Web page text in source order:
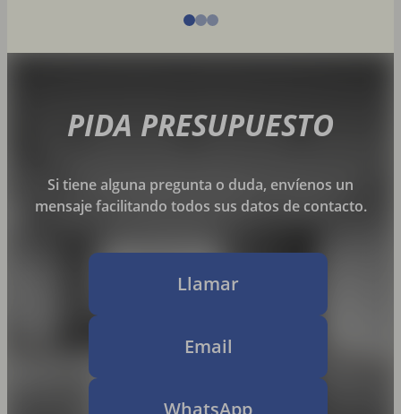
PIDA PRESUPUESTO
Si tiene alguna pregunta o duda, envíenos un
mensaje facilitando todos sus datos de contacto.
Llamar
Email
WhatsApp